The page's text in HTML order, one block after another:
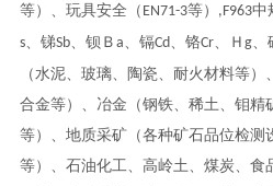
等）、玩具安全（ EN71-3等） ,F963中
s、锑Sb、钡Ｂ a 、镉Cd、铬Cr、Ｈ g、
（水泥、玻璃、陶瓷、耐火材料等
合金等）、冶金（钢铁、稀土、钼精
等）、地质采矿（各种矿石品位检测
等）、石油化工、高岭土、煤炭、食